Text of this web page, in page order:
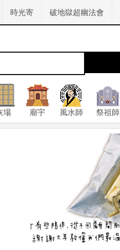
時光寄 破地獄超幽法會
場 廟宇 風水師 祭祖師